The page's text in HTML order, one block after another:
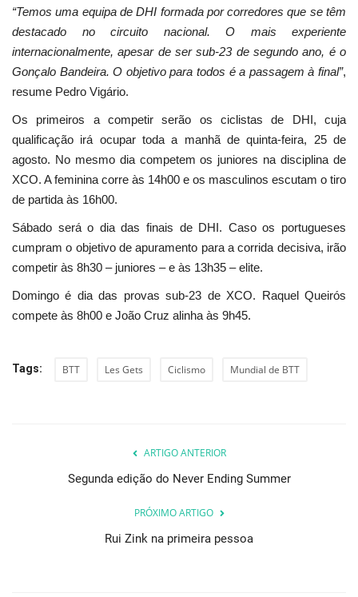
“Temos uma equipa de DHI formada por corredores que se têm
destacado no circuito nacional. O mais experiente
internacionalmente, apesar de ser sub-23 de segundo ano, é o
Gonçalo Bandeira. O objetivo para todos é a passagem à final”,
resume Pedro Vigário.
Os primeiros a competir serão os ciclistas de DHI, cuja
qualificação irá ocupar toda a manhã de quinta-feira, 25 de
agosto. No mesmo dia competem os juniores na disciplina de
XCO. A feminina corre às 14h00 e os masculinos escutam o tiro
de partida às 16h00.
Sábado será o dia das finais de DHI. Caso os portugueses
cumpram o objetivo de apuramento para a corrida decisiva, irão
competir às 8h30 – juniores – e às 13h35 – elite.
Domingo é dia das provas sub-23 de XCO. Raquel Queirós
compete às 8h00 e João Cruz alinha às 9h45.
Tags: BTT Les Gets Ciclismo Mundial de BTT
ARTIGO ANTERIOR
Segunda edição do Never Ending Summer
PRÓXIMO ARTIGO
Rui Zink na primeira pessoa